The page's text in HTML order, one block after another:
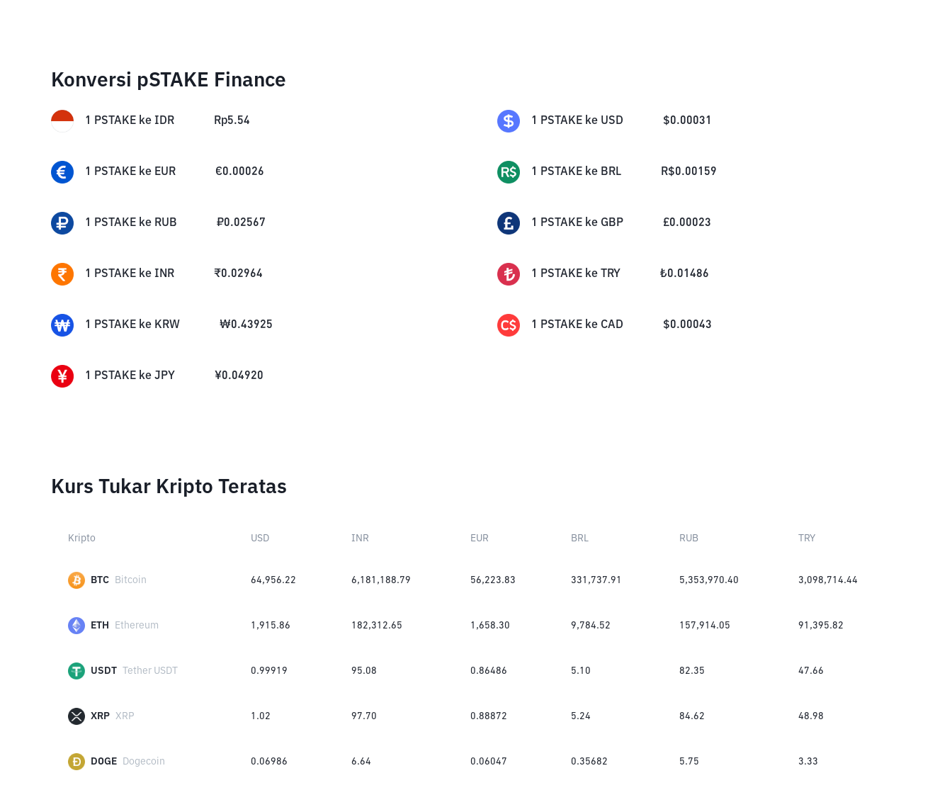
Konversi pSTAKE Finance
1 PSTAKE ke IDR Rp5.54 1 PSTAKE ke USD $0.00031
1 PSTAKE ke EUR €0.00026 1 PSTAKE ke BRL R$0.00159
1 PSTAKE ke RUB ₽0.02567 1 PSTAKE ke GBP £0.00023
1 PSTAKE ke INR ₹0.02964 1 PSTAKE ke TRY ₺0.01486
1 PSTAKE ke KRW ₩0.43925 1 PSTAKE ke CAD $0.00043
1 PSTAKE ke JPY ¥0.04920
Kurs Tukar Kripto Teratas
Kripto USD INR EUR BRL RUB TRY
BTC Bitcoin 64,956.22 6,181,188.79 56,223.83 331,737.91 5,353,970.40 3,098,714.44
ETH Ethereum 1,915.86 182,312.65 1,658.30 9,784.52 157,914.05 91,395.82
USDT Tether USDT 0.99919 95.08 0.86486 5.10 82.35 47.66
XRP XRP 1.02 97.70 0.88872 5.24 84.62 48.98
DOGE Dogecoin 0.06986 6.64 0.06047 0.35682 5.75 3.33